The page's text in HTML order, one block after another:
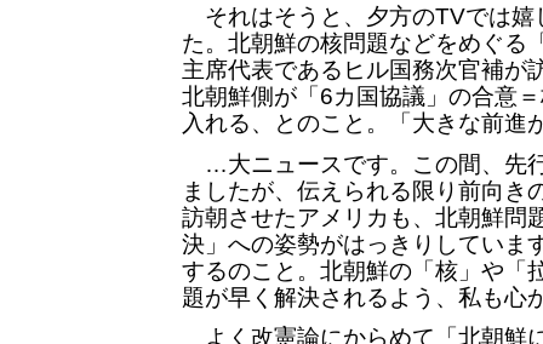
それはそうと、夕方のTVでは嬉
た。北朝鮮の核問題などをめぐる
主席代表であるヒル国務次官補が
北朝鮮側が「6カ国協議」の合意
入れる、とのこと。「大きな前進
…大ニュースです。この間、先
ましたが、伝えられる限り前向き
訪朝させたアメリカも、北朝鮮問
決」への姿勢がはっきりしていま
するのこと。北朝鮮の「核」や「
題が早く解決されるよう、私も心
よく改憲論にからめて「北朝鮮